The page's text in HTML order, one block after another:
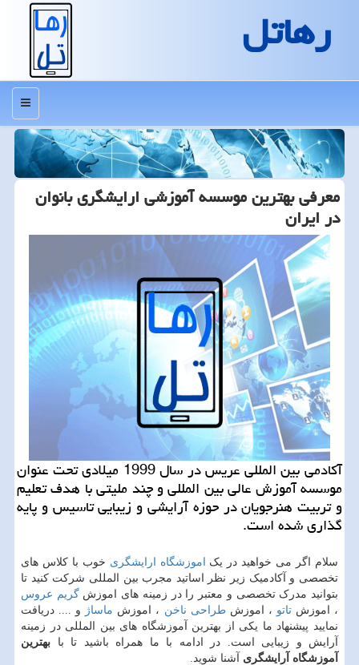
رهاتل
منو
معرفی بهترین موسسه آموزشی ارایشگری بانوان
در ایران
آکادمی بین المللی عریس در سال 1999 میلادی تحت عنوان
موسسه آموزش عالی بین المللی و چند ملیتی با هدف تعلیم
و تربیت هنرجویان در حوزه آرایشی و زیبایی تاسیس و پایه
گذاری شده است.
سلام اگر می خواهید در یک اموزشگاه ارایشگری خوب با کلاس های
تخصصی و آکادمیک زیر نظر اساتید مجرب بین المللی شرکت کنید تا
بتوانید مدرک تخصصی و معتبر را در زمینه های اموزشگریم عروس
، اموزشتاتو ، اموزشطراحی ناخن ، اموزش ماساژ و .... دریافت
نمایید پیشنهاد ما یکی از بهترین آموزشگاه های بین المللی در زمینه
آرایش و زیبایی است. در ادامه با ما همراه باشید تا با بهترین
آموزشگاه آرایشگری آشنا شوید.